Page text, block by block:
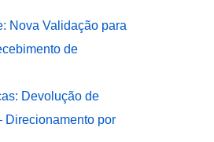
Nova Validação para
de
Devolução de
Direcionamento por